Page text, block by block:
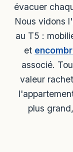
évacuer
Nous vidons
au T5 :
et
associé.
valeur
plus